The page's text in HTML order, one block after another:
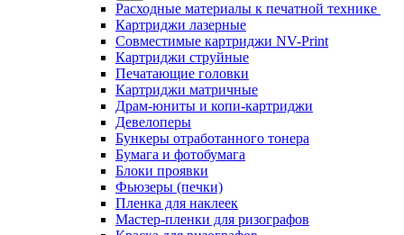
Расходные материалы к печатной технике
Картриджи лазерные
Совместимые картриджи NV-Print
Картриджи струйные
Печатающие головки
Картриджи матричные
Драм-юниты и копи-картриджи
Девелоперы
Бункеры отработанного тонера
Бумага и фотобумага
Блоки проявки
Фьюзеры (печки)
Пленка для наклеек
Мастер-пленки для ризографов